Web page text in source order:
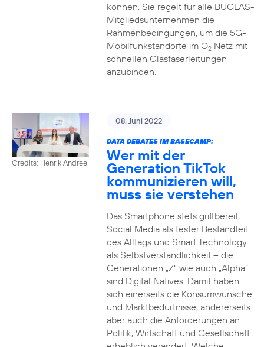
können. Sie regelt für alle BUGLAS-
Mitgliedsunternehmen die
Rahmenbedingungen, um die 5G-
Mobilfunkstandorte im O2Netz mit
schnellen Glasfaserleitungen
anzubinden.
Credits: Henrik Andree
08. Juni 2022
DATA DEBATES IM BASECAMP:
Wer mit der
Generation TikTok
kommunizieren will,
muss sie verstehen
Das Smartphone stets griffbereit,
Social Media als fester Bestandteil
des Alltags und Smart Technology
als Selbstverständlichkeit – die
Generationen „Z“ wie auch „Alpha“
sind Digital Natives. Damit haben
sich einerseits die Konsumwünsche
und Marktbedürfnisse, andererseits
aber auch die Anforderungen an
Politik, Wirtschaft und Gesellschaft